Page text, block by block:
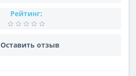
Рейтинг:
Оставить отзыв